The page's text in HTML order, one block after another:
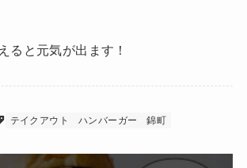
と元気が出ます！
テイクアウト ハンバーガー 錦町